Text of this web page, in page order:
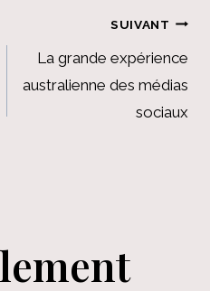
SUIVANT
La grande expérience
australienne des médias
sociaux